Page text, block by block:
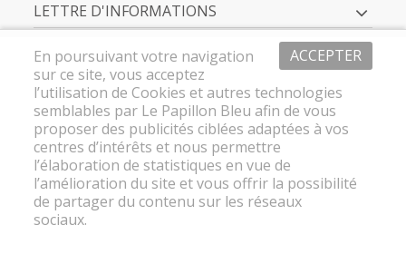
LETTRE D'INFORMATIONS
ACCEPTER
En poursuivant votre navigation
sur ce site, vous acceptez
l’utilisation de Cookies et autres technologies
semblables par Le Papillon Bleu afin de vous
proposer des publicités ciblées adaptées à vos
centres d’intérêts et nous permettre
l’élaboration de statistiques en vue de
l’amélioration du site et vous offrir la possibilité
de partager du contenu sur les réseaux
sociaux.